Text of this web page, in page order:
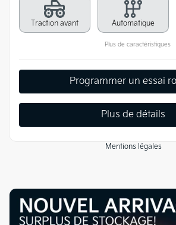
Traction avant Automatique
Plus de caractéristiques
Programmer un essai
Plus de détails
Mentions légales